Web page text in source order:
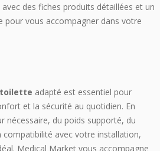
des fiches produits détaillées et un
pour vous accompagner dans votre
toilette adapté est essentiel pour
et la sécurité au quotidien. En
nécessaire, du poids supporté, du
avec votre installation,
Medical Market vous accompagne